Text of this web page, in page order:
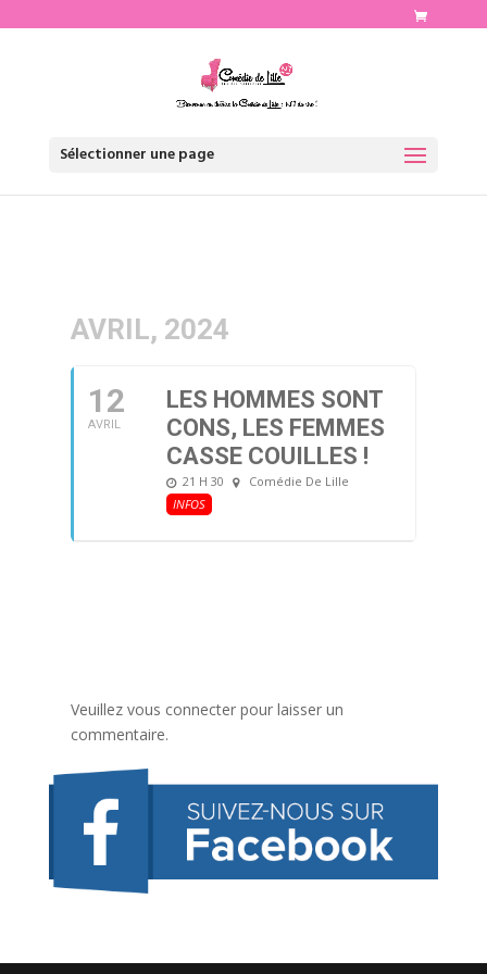
Sélectionner une page
AVRIL, 2024
12
AVRIL
LES HOMMES SONT
CONS, LES FEMMES
CASSE COUILLES !
21 H 30
Comédie De Lille
INFOS
Veuillez vous connecter pour laisser un
commentaire.